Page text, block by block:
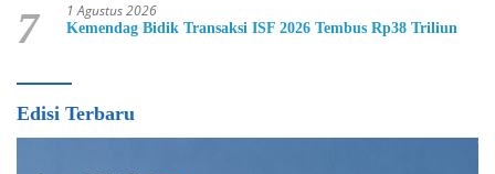
7 1 Agustus 2026
Kemendag Bidik Transaksi ISF 2026 Tembus Rp38 Triliun
Edisi Terbaru